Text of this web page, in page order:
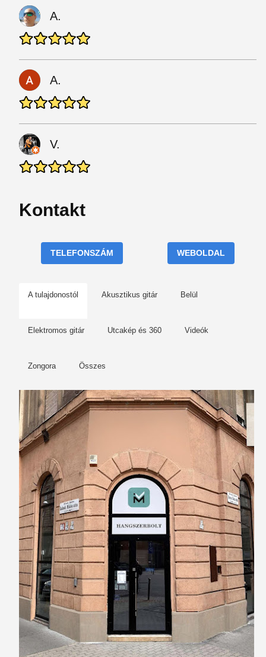
A.
A.
V.
Kontakt
TELEFONSZÁM WEBOLDAL
A tulajdonostól Akusztikus gitár Belül
Elektromos gitár Utcakép és 360 Videók
Zongora Összes